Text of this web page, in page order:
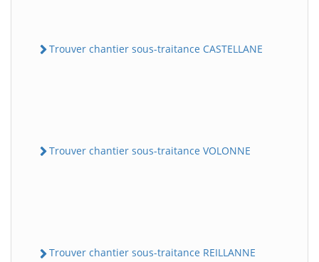
Trouver chantier sous-traitance CASTELLANE
Trouver chantier sous-traitance VOLONNE
Trouver chantier sous-traitance REILLANNE